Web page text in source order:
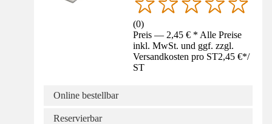
(0)
Preis — 2,45 € * Alle Preise
inkl. MwSt. und ggf. zzgl.
Versandkosten pro ST2,45 €*/
ST
Online bestellbar
Reservierbar